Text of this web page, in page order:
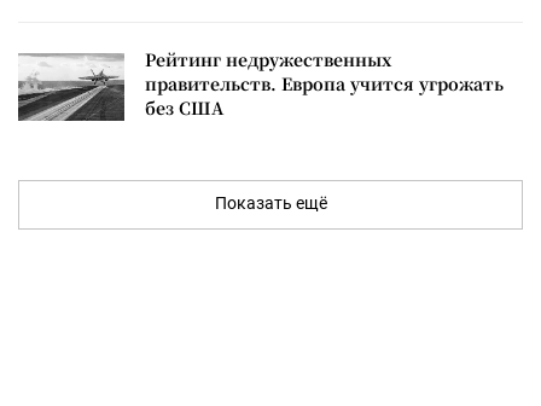
Рейтинг недружественных
правительств. Европа учится угрожать
без США
Показать ещё